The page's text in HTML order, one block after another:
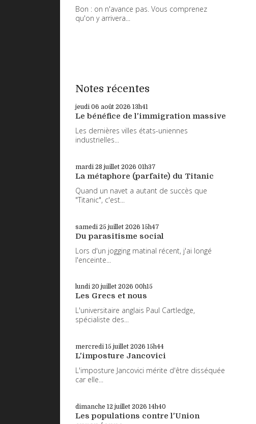
Bon : on n'avance pas. Vous comprenez
qu'on y arrivera...
Notes récentes
jeudi 06 août 2026 13h41
Le bénéfice de l'immigration massive
Les dernières villes états-uniennes
industrielles...
mardi 28 juillet 2026 01h37
La métaphore (parfaite) du Titanic
Quand un navet a autant de succès que
"Titanic", c'est...
samedi 25 juillet 2026 15h47
Du parasitisme social
Lors d'un jogging matinal récent, j'ai longé
l'enceinte...
lundi 20 juillet 2026 00h15
Les Grecs et nous
L'universitaire anglais Paul Cartledge,
spécialiste des...
mercredi 15 juillet 2026 15h44
L'imposture Jancovici
L'imposture Jancovici mérite d'être disséquée
car elle...
dimanche 12 juillet 2026 14h40
Les populations contre l'Union